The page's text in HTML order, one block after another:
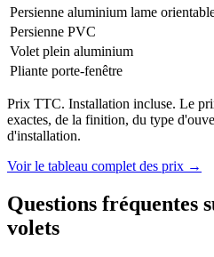
Persienne aluminium lame
Persienne PVC
Volet plein aluminium
Pliante porte-fenêtre
Prix TTC. Installation incluse. Le
exactes, de la finition, du type
d'installation.
Voir le tableau complet des prix →
Questions fréquentes
volets